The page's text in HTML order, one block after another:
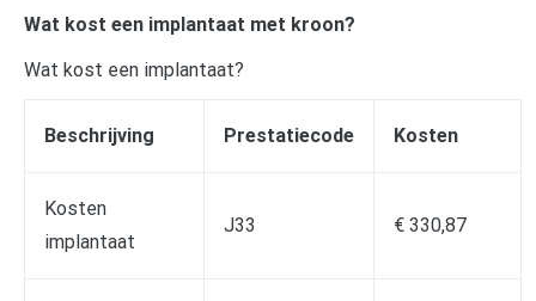
Wat kost een implantaat met kroon?
Wat kost een implantaat?
Beschrijving Prestatiecode Kosten
Kosten
implantaat
J33 € 330,87